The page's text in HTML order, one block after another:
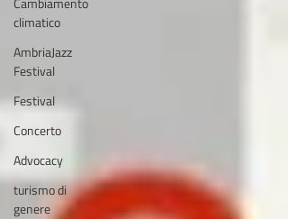
climatico
AmbriaJazz
Festival
Festival
Concerto
Advocacy
turismo di
genere